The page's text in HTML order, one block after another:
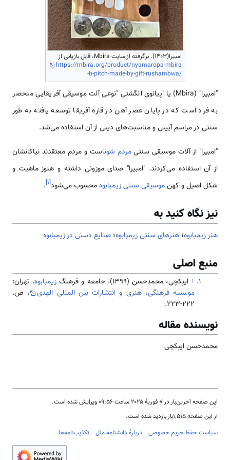
امبیرا(1403). برگرفته از سایت Mbira، قابل بازیابی از
https://mbira.org/product/nyamaropa-mbira
-b-pitch-made-by-gift-rushambwa/
"امبیرا" (Mbira) یا "پیانوی انگشتی "نوعی آلت موسیقی آفریقایی منحصر
به فرد است که در پایان عصر آهن در قاره آفریقا توسعه یافته به طور
سنتی در مراسم آیینی و مناسبت‌های دینی از آن استفاده می‌شد.
"امبیرا" از آلات موسیقی سنتیمردم شوناست و مردم معتقدند نیاکانشان
از آن استفاده می‌کردند. "امبیرا" صدای موزونی داشته و هنوز ماهیت و
شکل اصیل و کهنموسیقی سنتی زیمبابوهمحسوب می‌شود[۱]
.
نیز نگاه کنید به
هنر زیمبابوه؛ هنرهای سنتی زیمبابوه؛ صنایع دستی در زیمبابوه
منبع اصلی
↑ ایپکچی، محمدحسن (1399). جامعه و فرهنگ زیمبابوه. تهران:
موسسه فرهنگی، هنری و انتشارات بین المللی الهدی
، ص.
222-223.
نویسنده مقاله
محمدحسن ایپکچی
این صفحه آخرین‌بار در ‏۷ فوریهٔ ۲۰۲۵ ساعت ‏۰۹:۵۶ ویرایش شده است.
از این صفحه ۱٬۵۱۵بار بازدید شده است.
سیاست حفظ حریم خصوصی
دربارهٔ دانشنامه ملل تکذیب‌نامه‌ها